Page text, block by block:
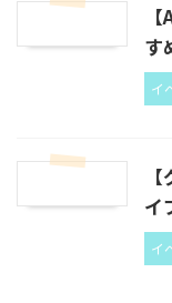
す
イ
イ
イ